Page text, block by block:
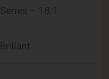
Series – 18:1
Brillant